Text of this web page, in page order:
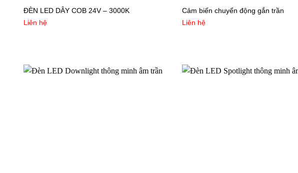
ĐÈN LED DÂY COB 24V – 3000K
Liên hệ
Cảm biến chuyển động gắn trần
Liên hệ